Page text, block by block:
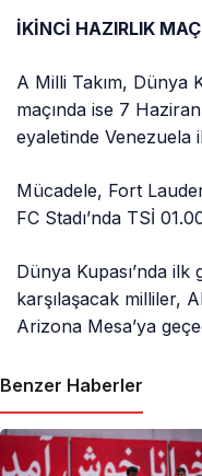
İKİNCİ HAZIRLIK
A Milli Takım, Dünya
maçında ise 7
eyaletinde Venezuela
Mücadele, Fort
FC Stadı’nda TSİ
Dünya Kupası’nda
karşılaşacak milliler,
Arizona Mesa’ya
Benzer Haberler